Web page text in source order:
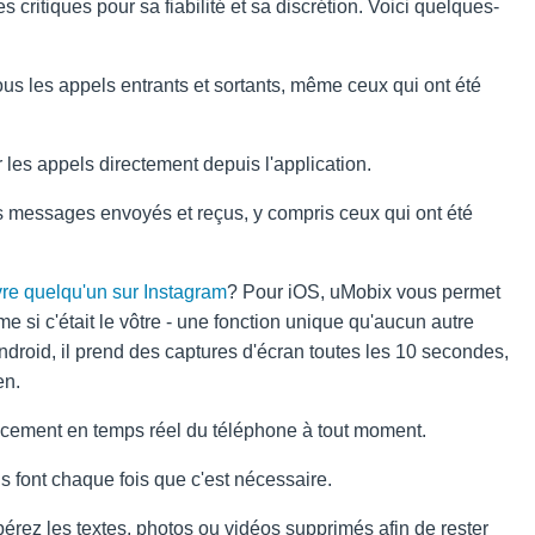
critiques pour sa fiabilité et sa discrétion. Voici quelques-
les appels entrants et sortants, même ceux qui ont été
les appels directement depuis l'application.
messages envoyés et reçus, y compris ceux qui ont été
quelqu'un sur Instagram? Pour iOS, uMobix vous permet
si c'était le vôtre - une fonction unique qu'aucun autre
il prend des captures d'écran toutes les 10 secondes,
en temps réel du téléphone à tout moment.
font chaque fois que c'est nécessaire.
les textes, photos ou vidéos supprimés afin de rester